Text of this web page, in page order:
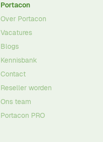
Portacon
Over Portacon
Vacatures
Blogs
Kennisbank
Contact
Reseller worden
Ons team
Portacon PRO